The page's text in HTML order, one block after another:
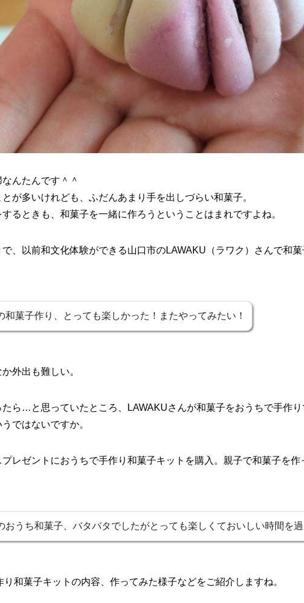
んたんです＾＾
が多いけれども、ふだんあまり手を出しづらい和菓子。
るときも、和菓子を一緒に作ろうということはまれですよね。
、以前和文化体験ができる山口市のLAWAKU（ラワク）さんで和
和菓子作り、とっても楽しかった！またやってみたい！
外出も難しい。
たら…と思っていたところ、LAWAKUさんが和菓子をおうちで手作
ではないですか。
レゼントにおうちで手作り和菓子キットを購入。親子で和菓子を
おうち和菓子、バタバタでしたがとっても楽しくておいしい時間を
和菓子キットの内容、作ってみた様子などをご紹介しますね。